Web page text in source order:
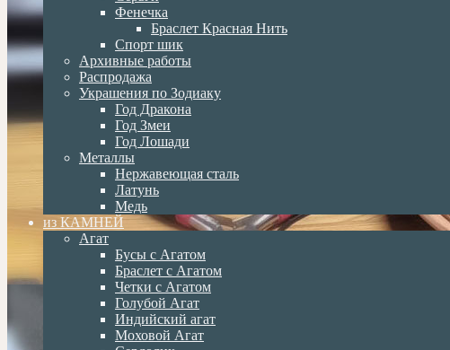
Фенечка
Браслет Красная Нить
Спорт шик
Архивные работы
Распродажа
Украшения по Зодиаку
Год Дракона
Год Змеи
Год Лошади
Металлы
Нержавеющая сталь
Латунь
Медь
из КАМНЕЙ
Агат
Бусы с Агатом
Браслет с Агатом
Четки с Агатом
Голубой Агат
Индийский агат
Моховой Агат